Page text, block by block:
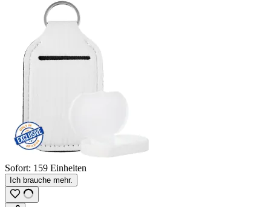
Sofort: 159 Einheiten
Ich brauche mehr.